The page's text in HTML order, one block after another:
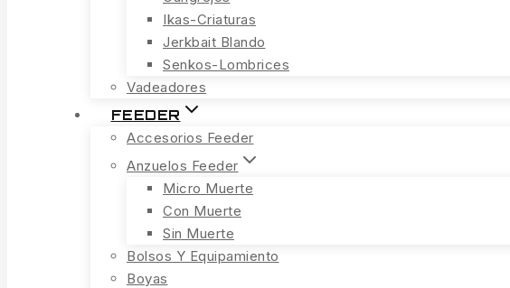
Ikas-Criaturas
Jerkbait Blando
Senkos-Lombrices
Vadeadores
FEEDER
Accesorios Feeder
Anzuelos Feeder
Micro Muerte
Con Muerte
Sin Muerte
Bolsos Y Equipamiento
Boyas